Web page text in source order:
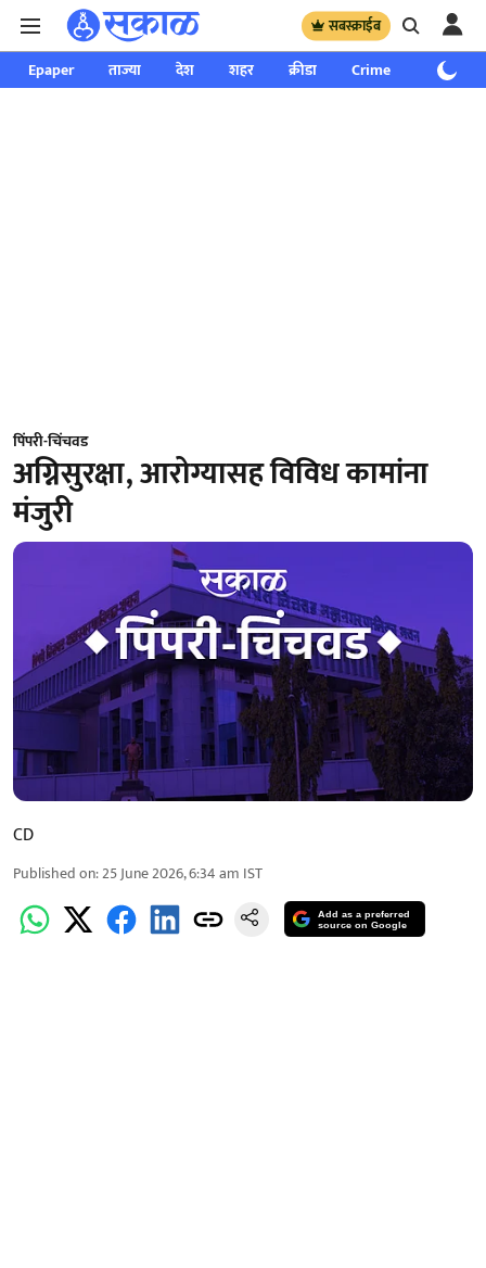
सबस्क्राईब
Epaper ताज्या देश शहर क्रीडा Crime साप्ताहिक
पिंपरी-चिंचवड
अग्निसुरक्षा, आरोग्यासह विविध कामांना
मंजुरी
CD
Published on:25 June 2026, 6:34 am IST
Add as a preferred
source on Google